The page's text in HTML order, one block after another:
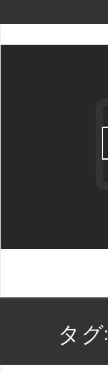
タグ: